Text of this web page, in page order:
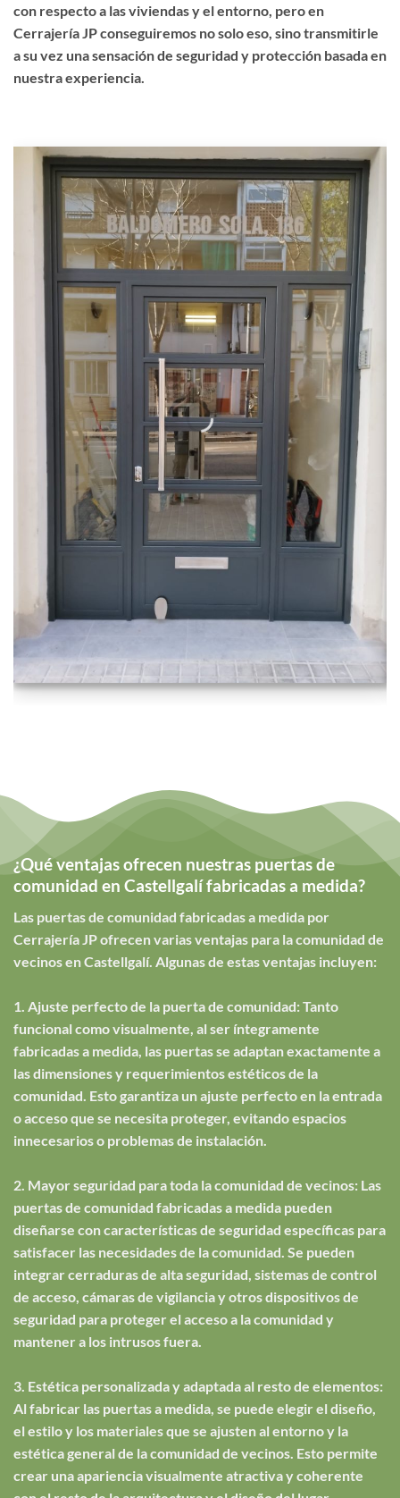
con respecto a las viviendas y el entorno, pero en
Cerrajería JP conseguiremos no solo eso, sino transmitirle
a su vez una sensación de seguridad y protección basada en
nuestra experiencia.
¿Qué ventajas ofrecen nuestras puertas de
comunidad en Castellgalí fabricadas a medida?
Las puertas de comunidad fabricadas a medida por
Cerrajería JP ofrecen varias ventajas para la comunidad de
vecinos en Castellgalí. Algunas de estas ventajas incluyen:
1. Ajuste perfecto de la puerta de comunidad: Tanto
funcional como visualmente, al ser íntegramente
fabricadas a medida, las puertas se adaptan exactamente a
las dimensiones y requerimientos estéticos de la
comunidad. Esto garantiza un ajuste perfecto en la entrada
o acceso que se necesita proteger, evitando espacios
innecesarios o problemas de instalación.
2. Mayor seguridad para toda la comunidad de vecinos: Las
puertas de comunidad fabricadas a medida pueden
diseñarse con características de seguridad específicas para
satisfacer las necesidades de la comunidad. Se pueden
integrar cerraduras de alta seguridad, sistemas de control
de acceso, cámaras de vigilancia y otros dispositivos de
seguridad para proteger el acceso a la comunidad y
mantener a los intrusos fuera.
3. Estética personalizada y adaptada al resto de elementos:
Al fabricar las puertas a medida, se puede elegir el diseño,
el estilo y los materiales que se ajusten al entorno y la
estética general de la comunidad de vecinos. Esto permite
crear una apariencia visualmente atractiva y coherente